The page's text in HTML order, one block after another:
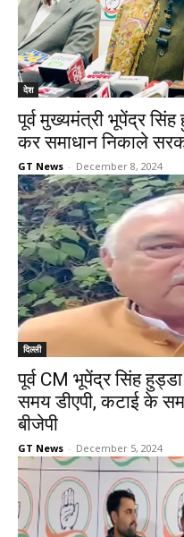
देश
पूर्व मुख्यमंत्री भूपेंद्र
कर समाधान निकाले
GT News - December 8, 2024
दिल्ली
पूर्व CM भूपेंद्र सिंह
समय डीएपी, कटाई के
बीजेपी
GT News - December 5, 2024